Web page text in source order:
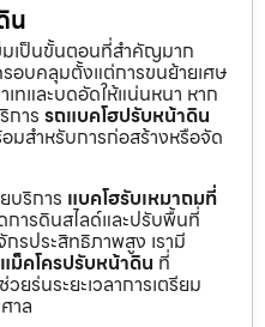
น
มเป็นขั้นตอนที่สำคัญมาก
รอบคลุมตั้งแต่การขนย้ายเศษ
ทและบดอัดให้แน่นหนา หาก
การ รถแบคโฮปรับหน้าดิน
มสำหรับการก่อสร้างหรือจัด
บริการ แบคโฮรับเหมาถมที่
ารดินสไลด์และปรับพื้นที่
รประสิทธิภาพสูง เรามี
ม็คโครปรับหน้าดิน ที่
ยร่นระยะเวลาการเตรียม
าล